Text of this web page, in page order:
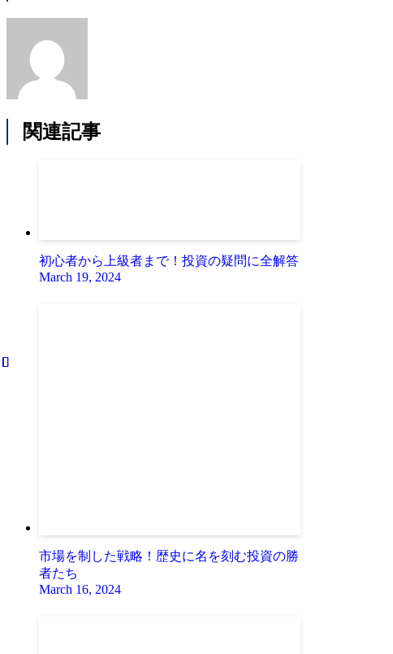
関連記事
初心者から上級者まで！投資の疑問に全解答
March 19, 2024
市場を制した戦略！歴史に名を刻む投資の勝
者たち
March 16, 2024